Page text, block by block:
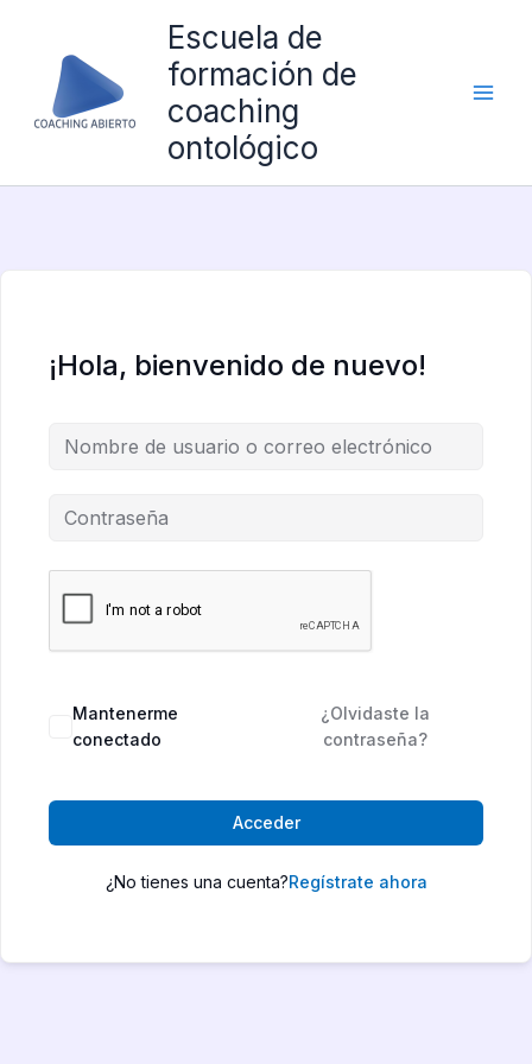
contenido
Escuela de
formación de
coaching
ontológico
¡Hola, bienvenido de nuevo!
Mantenerme
conectado
¿Olvidaste la
contraseña?
Acceder
¿No tienes una cuenta?Regístrate ahora